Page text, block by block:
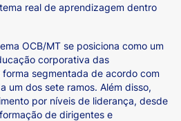
real de aprendizagem dentro
OCB/MT se posiciona como um
corporativa das
segmentada de acordo com
um dos sete ramos. Além disso,
por níveis de liderança, desde
de dirigentes e